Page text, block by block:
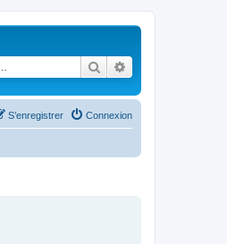
Rechercher
Connexion
S’enregistrer